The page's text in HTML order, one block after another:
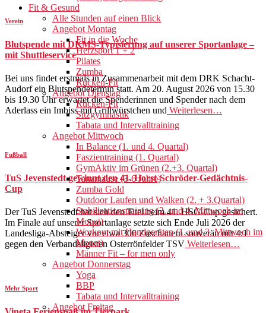
Fit & Gesund
Alle Stunden auf einen Blick
Angebot Montag
Fit in die Woche
Herzsport 1 + 2
Pilates
Zumba
Rücken-Fit
Angebot Dienstag
Rücken-Fit
Sitzgymnastik
Tabata und Intervalltraining
Angebot Mittwoch
In Balance (1. und 4. Quartal)
Faszientraining (1. Quartal)
GymAktiv im Grünen (2.+3. Quartal)
Tanzmäuse (3-6 Jahre)
Zumba Gold
Outdoor Laufen und Walken (2. + 3.Quartal)
Stabilisationstraining (2. und 4. Mittwoch im
Monat)
Workout mit Handgeräten (1. und 3. Mittwoch im
Monat)
Männer Fit – for men only
Angebot Donnerstag
Yoga
BBP
Tabata und Intervalltraining
Angebot Freitag
Verein
Blutspende mit DKMS-Typisierung auf unserer Sportanlage –
mit Shuttleservice
Bei uns findet erstmals in Zusammenarbeit mit dem DRK Schacht-
Audorf ein Blutspendetermin statt. Am 20. August 2026 von 15.30
bis 19.30 Uhr erwartet die Spenderinnen und Spender nach dem
Aderlass ein Imbiss mit Grillwürstchen und Weiterlesen…
Fußball
TuS Jevenstedt gewinnt den 41. Horst-Schröder-Gedächtnis-
Cup
Der TuS Jevenstedt hat sich den Titel beim 41. HSG-Cup gesichert.
Im Finale auf unserer Sportanlage setzte sich Ende Juli 2026 der
Landesliga-Absteiger vor etwa 300 Zuschauern souverän mit 4:1
gegen den Verbandsligisten Osterrönfelder TSV Weiterlesen…
Mehr Sport